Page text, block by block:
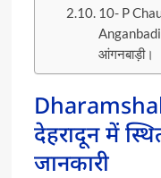
10- P
आंगनबाड़ी।
देहरादून में
जानकारी